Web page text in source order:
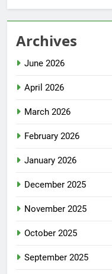
Archives
June 2026
April 2026
March 2026
February 2026
January 2026
December 2025
November 2025
October 2025
September 2025